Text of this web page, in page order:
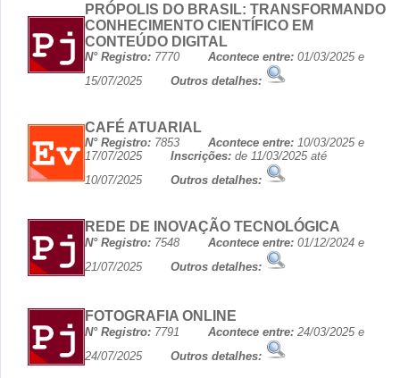
PRÓPOLIS DO BRASIL: TRANSFORMANDO
CONHECIMENTO CIENTÍFICO EM
CONTEÚDO DIGITAL
N° Registro: 7770 Acontece entre: 01/03/2025 e
15/07/2025 Outros detalhes:
CAFÉ ATUARIAL
N° Registro: 7853 Acontece entre: 10/03/2025 e
17/07/2025 Inscrições: de 11/03/2025 até
10/07/2025 Outros detalhes:
REDE DE INOVAÇÃO TECNOLÓGICA
N° Registro: 7548 Acontece entre: 01/12/2024 e
21/07/2025 Outros detalhes:
FOTOGRAFIA ONLINE
N° Registro: 7791 Acontece entre: 24/03/2025 e
24/07/2025 Outros detalhes: